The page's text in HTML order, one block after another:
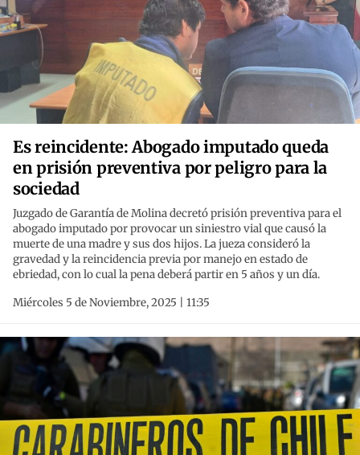
Es reincidente: Abogado imputado queda
en prisión preventiva por peligro para la
sociedad
Juzgado de Garantía de Molina decretó prisión preventiva para el
abogado imputado por provocar un siniestro vial que causó la
muerte de una madre y sus dos hijos. La jueza consideró la
gravedad y la reincidencia previa por manejo en estado de
ebriedad, con lo cual la pena deberá partir en 5 años y un día.
Miércoles 5 de Noviembre, 2025 | 11:35